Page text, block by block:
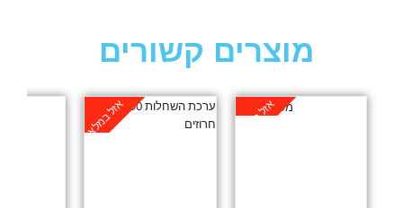
מוצרים קשורים
אזל במלאי אזל במלאי